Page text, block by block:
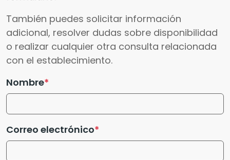
También puedes solicitar información
adicional, resolver dudas sobre disponibilidad
o realizar cualquier otra consulta relacionada
con el establecimiento.
Nombre
Correo electrónico